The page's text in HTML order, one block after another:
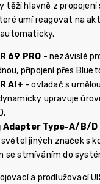
těží hlavně z
umí reagovat na
69 PRO - nezávislé
připojení přes
AI+ - ovladač s
upravuje
Adapter Type-A/B/D
jiných značek s
se stmíváním do
a prodlužovací